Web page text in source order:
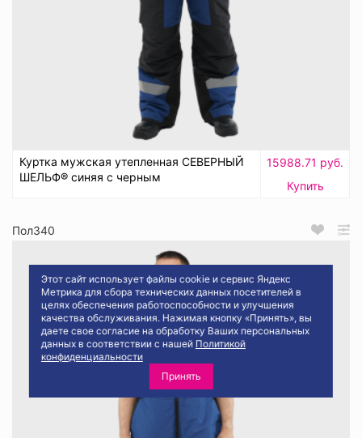
Этот сайт использует файлы cookie и сервис Яндекс
Метрика для сбора технических данных посетителей в
целях обеспечения работоспособности и улучшения
качества обслуживания. Нажимая кнопку «Принять», вы
даете свое согласие на обработку Ваших персональных
данных в соответствии с нашей Политикой
конфиденциальности
Принять
Куртка мужская утепленная СЕВЕРНЫЙ
ШЕЛЬФ® синяя с черным
15988.71 руб.
Купить
Пол340